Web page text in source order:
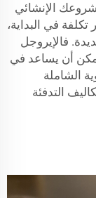
الإنشائي
في البداية،
فالإيروجل
يمكن أن يساعد في
الشاملة
التدفئة